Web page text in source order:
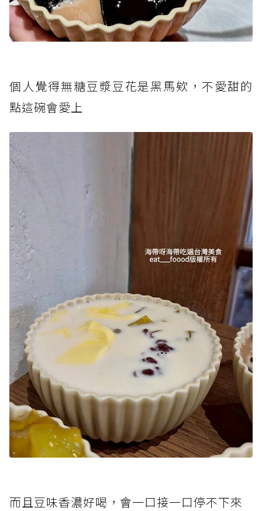
個人覺得無糖豆漿豆花是黑馬欸，不愛甜的
點這碗會愛上
而且豆味香濃好喝，會一口接一口停不下來